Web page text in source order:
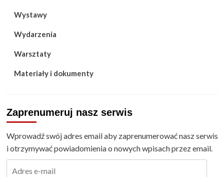
Wystawy
Wydarzenia
Warsztaty
Materiały i dokumenty
Zaprenumeruj nasz serwis
Wprowadź swój adres email aby zaprenumerować nasz serwis
i otrzymywać powiadomienia o nowych wpisach przez email.